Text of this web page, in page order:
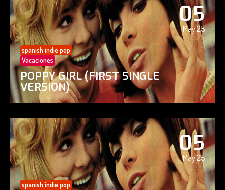
05
May 25
spanish indie pop
Vacaciones
POPPY GIRL (FIRST SINGLE
VERSION)
05
May 25
spanish indie pop